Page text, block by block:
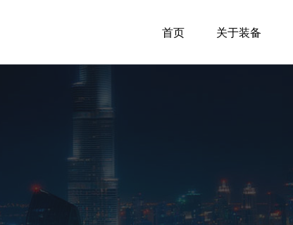
首页 关于装备